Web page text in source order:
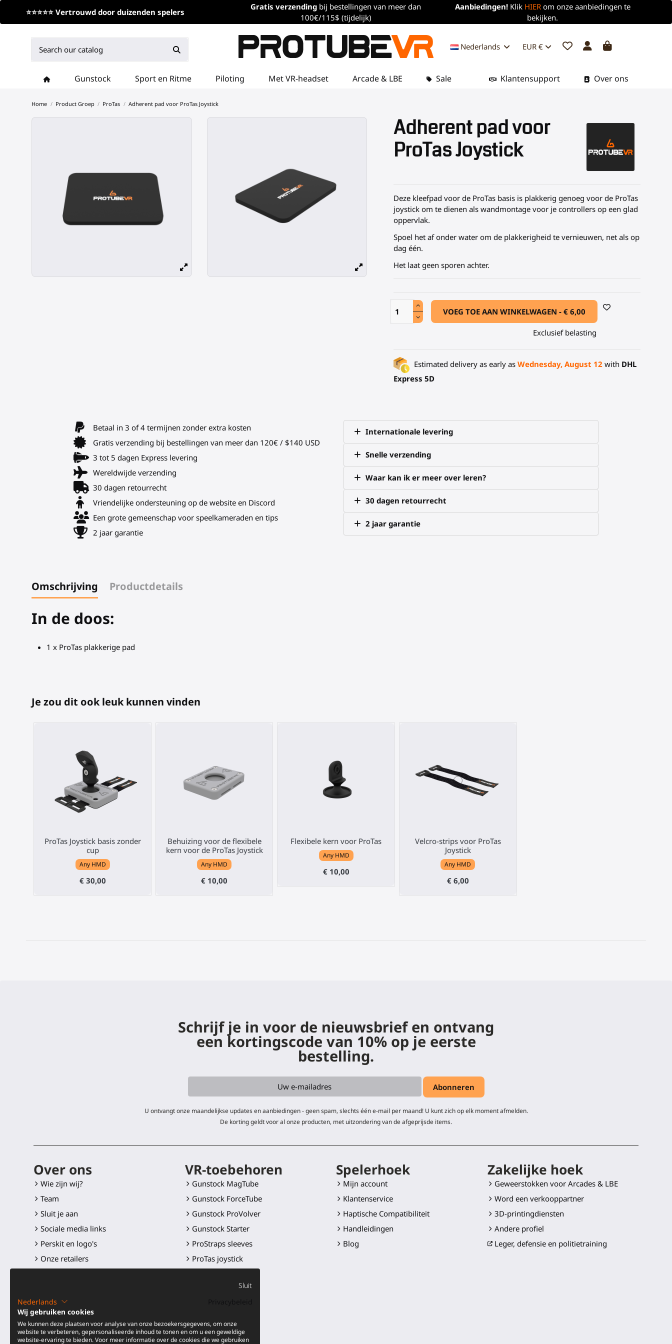
⭐⭐⭐⭐⭐ Vertrouwd door duizenden spelers
Gratis verzending bij bestellingen van meer dan
100€/115$ (tijdelijk)
Aanbiedingen!Klik HIER om onze aanbiedingen te
bekijken.
EUR €
Nederlands
Gunstock Sport en Ritme Piloting Met VR-headset Arcade & LBE Sale Over ons
Klantensupport
Home Product Groep ProTas Adherent pad voor ProTas Joystick
Adherent pad voor
ProTas Joystick
Deze kleefpad voor de ProTas basis is plakkerig genoeg voor de ProTas
joystick om te dienen als wandmontage voor je controllers op een glad
oppervlak.
Spoel het af onder water om de plakkerigheid te vernieuwen, net als op
dag één.
Het laat geen sporen achter.
VOEG TOE AAN WINKELWAGEN -€ 6,00
Exclusief belasting
Estimated delivery as early as Wednesday, August 12 with DHL
Express 5D
Betaal in 3 of 4 termijnen zonder extra kosten
Gratis verzending bij bestellingen van meer dan 120€ / $140 USD
3 tot 5 dagen Express levering
Wereldwijde verzending
30 dagen retourrecht
Vriendelijke ondersteuning op de website en Discord
Een grote gemeenschap voor speelkameraden en tips
2 jaar garantie
Internationale levering
Snelle verzending
Waar kan ik er meer over leren?
30 dagen retourrecht
2 jaar garantie
Omschrijving Productdetails
In de doos:
1 x ProTas plakkerige pad
Je zou dit ook leuk kunnen vinden
ProTas Joystick basis zonder
cup
Any HMD
€ 30,00
Behuizing voor de flexibele
kern voor de ProTas Joystick
Any HMD
€ 10,00
Flexibele kern voor ProTas
Any HMD
€ 10,00
Velcro-strips voor ProTas
Joystick
Any HMD
€ 6,00
Schrijf je in voor de nieuwsbrief en ontvang
een kortingscode van 10% op je eerste
bestelling.
U ontvangt onze maandelijkse updates en aanbiedingen - geen spam, slechts één e-mail per maand! U kunt zich op elk moment afmelden.
De korting geldt voor al onze producten, met uitzondering van de afgeprijsde items.
Over ons
Wie zijn wij?
Team
Sluit je aan
Sociale media links
Perskit en logo's
Onze retailers
VR-toebehoren
Gunstock MagTube
Gunstock ForceTube
Gunstock ProVolver
Gunstock Starter
ProStraps sleeves
ProTas joystick
ProSaber mes
Alle producten
Spelerhoek
Mijn account
Klantenservice
Haptische Compatibiliteit
Handleidingen
Blog
Zakelijke hoek
Geweerstokken voor Arcades & LBE
Word een verkooppartner
3D-printingdiensten
Andere profiel
Leger, defensie en politietraining
Sluit
Nederlands
Wij gebruiken cookies
We kunnen deze plaatsen voor analyse van onze bezoekersgegevens, om onze
website te verbeteren, gepersonaliseerde inhoud te tonen en om u een geweldige
website-ervaring te bieden. Voor meer informatie over de cookies die we gebruiken